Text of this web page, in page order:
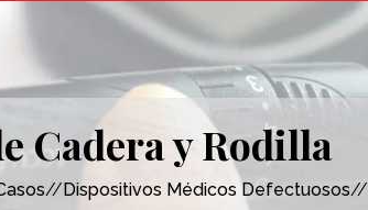
Cadera y Rodilla
//Dispositivos Médicos Defectuosos//